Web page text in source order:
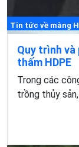
Tin tức về màng
Quy trình
thấm HDPE
Trong các
trồng thủy